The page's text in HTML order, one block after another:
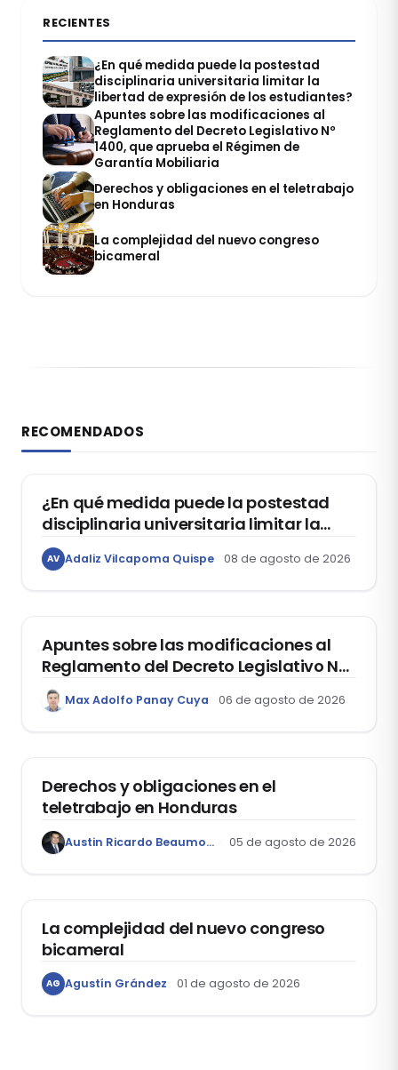
RECIENTES
¿En qué medida puede la postestad
disciplinaria universitaria limitar la
libertad de expresión de los estudiantes?
Apuntes sobre las modificaciones al
Reglamento del Decreto Legislativo Nº
1400, que aprueba el Régimen de
Garantía Mobiliaria
Derechos y obligaciones en el teletrabajo
en Honduras
La complejidad del nuevo congreso
bicameral
RECOMENDADOS
DERECHO CONSTITUCIONAL
¿En qué medida puede la postestad
disciplinaria universitaria limitar la
libertad de expresión de los
estudiantes?
AV Adaliz Vilcapoma Quispe 08 de agosto de 2026
Apuntes sobre las modificaciones al
Reglamento del Decreto Legislativo Nº
1400, que aprueba el Régimen de
Garantía Mobiliaria
Max Adolfo Panay Cuya 06 de agosto de 2026
Derechos y obligaciones en el
teletrabajo en Honduras
Austin Ricardo Beaumont Rivera 05 de agosto de 2026
La complejidad del nuevo congreso
bicameral
AG Agustín Grández 01 de agosto de 2026